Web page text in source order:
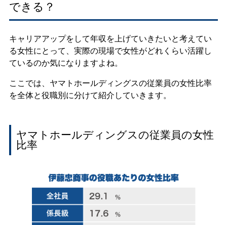
できる？
キャリアアップをして年収を上げていきたいと考えてい
る女性にとって、実際の現場で女性がどれくらい活躍し
ているのか気になりますよね。
ここでは、ヤマトホールディングスの従業員の女性比率
を全体と役職別に分けて紹介していきます。
ヤマトホールディングスの従業員の女性
比率